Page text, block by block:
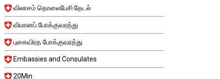
விலாசம் தொலைபேசி தேடல்
விமானப் போக்குவரத்து
புகையிரத போக்குவரத்து
Embassies and Consulates
20Min